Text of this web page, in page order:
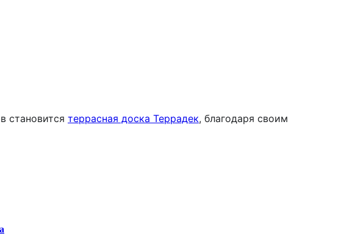
становится террасная доска Террадек, благодаря своим